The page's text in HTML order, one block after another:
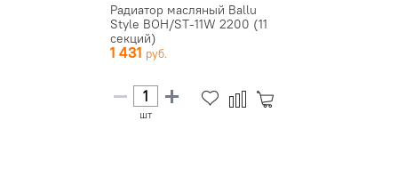
Радиатор масляный Ballu
Style BOH/ST-11W 2200 (11
секций)
1 431
шт